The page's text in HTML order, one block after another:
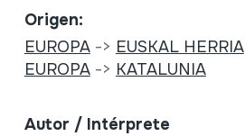
Origen:
EUROPA-> EUSKAL HERRIA
EUROPA-> KATALUNIA
Autor / Intérprete